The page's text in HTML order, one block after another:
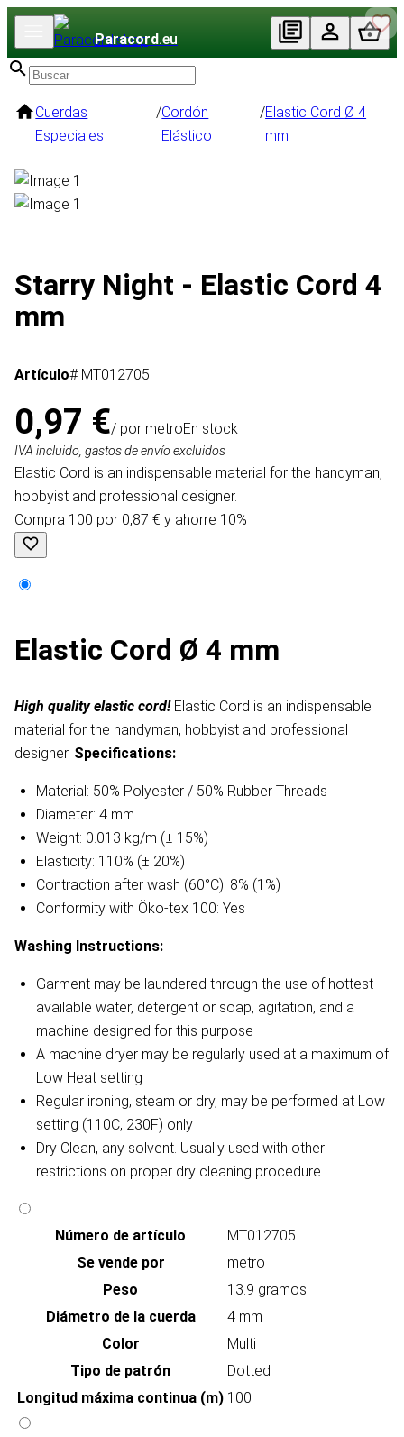
Paracord.eu
Cuerdas
Especiales
/Cordón
Elástico
/Elastic Cord Ø 4
mm
Starry Night - Elastic Cord 4
mm
Artículo# MT012705
0,97 €/ por metroEn stock
IVA incluido, gastos de envío excluidos
Elastic Cord is an indispensable material for the handyman,
hobbyist and professional designer.
Compra 100 por 0,87 € y ahorre 10%
Elastic Cord Ø 4 mm
High quality elastic cord! Elastic Cord is an indispensable
material for the handyman, hobbyist and professional
designer. Specifications:
Material: 50% Polyester / 50% Rubber Threads
Diameter: 4 mm
Weight: 0.013 kg/m (± 15%)
Elasticity: 110% (± 20%)
Contraction after wash (60°C): 8% (1%)
Conformity with Öko-tex 100: Yes
Washing Instructions:
Garment may be laundered through the use of hottest
available water, detergent or soap, agitation, and a
machine designed for this purpose
A machine dryer may be regularly used at a maximum of
Low Heat setting
Regular ironing, steam or dry, may be performed at Low
setting (110C, 230F) only
Dry Clean, any solvent. Usually used with other
restrictions on proper dry cleaning procedure
Número de artículo
MT012705
Se vende por
metro
Peso
13.9 gramos
Diámetro de la cuerda
4 mm
Color
Multi
Tipo de patrón
Dotted
Longitud máxima continua (m) 100